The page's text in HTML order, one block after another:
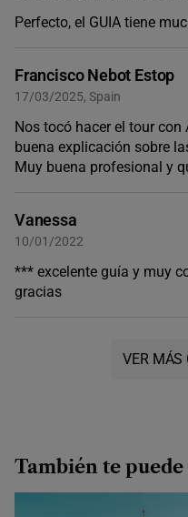
Perfecto, el GUIA tiene
Francisco Nebot Estop
17/03/2025, Spain
Nos tocó hacer el tour
buena explicación sobre
Muy buena profesional y
Vanessa
10/01/2022
*** excelente guía y muy
gracias
VER MÁS
También te